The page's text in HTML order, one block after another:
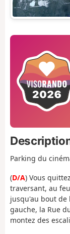
Parking du
(D/A) Vous
traversant, au
jusqu'au bout de
gauche, la Rue
montez des